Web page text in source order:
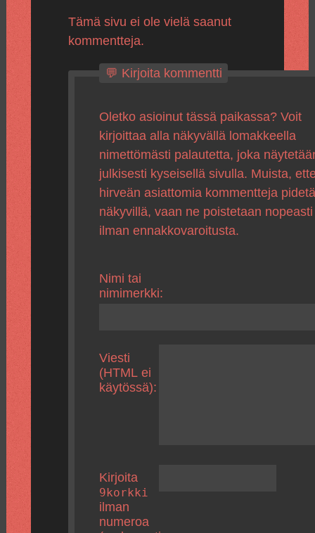
Tämä sivu ei ole vielä saanut
kommentteja.
💬 Kirjoita kommentti
Oletko asioinut tässä paikassa? Voit
kirjoittaa alla näkyvällä lomakkeella
nimettömästi palautetta, joka
julkisesti kyseisellä sivulla. Muista,
hirveän asiattomia kommentteja pidetä
näkyvillä, vaan ne poistetaan
ilman ennakkovaroitusta.
Nimi tai
nimimerkki:
Viesti
(HTML ei
käytössä):
Kirjoita
9korkki
ilman
numeroa